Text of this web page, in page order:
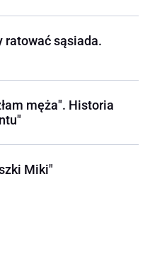
ratować sąsiada.
męża". Historia
Miki"